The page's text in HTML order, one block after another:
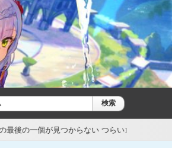
検索
らない つらい1日前【原神】原神のセルランが